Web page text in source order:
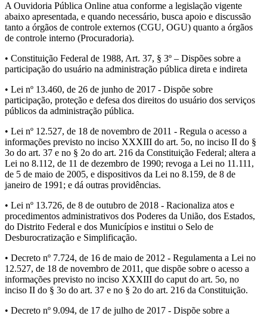
A Ouvidoria Pública Online atua conforme a legislação vigente
abaixo apresentada, e quando necessário, busca apoio e discussão
tanto a órgãos de controle externos (CGU, OGU) quanto a órgãos
de controle interno (Procuradoria).
• Constituição Federal de 1988, Art. 37, § 3º – Dispões sobre a
participação do usuário na administração pública direta e indireta
• Lei nº 13.460, de 26 de junho de 2017 - Dispõe sobre
participação, proteção e defesa dos direitos do usuário dos serviços
públicos da administração pública.
• Lei nº 12.527, de 18 de novembro de 2011 - Regula o acesso a
informações previsto no inciso XXXIII do art. 5o, no inciso II do §
3o do art. 37 e no § 2o do art. 216 da Constituição Federal; altera a
Lei no 8.112, de 11 de dezembro de 1990; revoga a Lei no 11.111,
de 5 de maio de 2005, e dispositivos da Lei no 8.159, de 8 de
janeiro de 1991; e dá outras providências.
• Lei nº 13.726, de 8 de outubro de 2018 - Racionaliza atos e
procedimentos administrativos dos Poderes da União, dos Estados,
do Distrito Federal e dos Municípios e institui o Selo de
Desburocratização e Simplificação.
• Decreto nº 7.724, de 16 de maio de 2012 - Regulamenta a Lei no
12.527, de 18 de novembro de 2011, que dispõe sobre o acesso a
informações previsto no inciso XXXIII do caput do art. 5o, no
inciso II do § 3o do art. 37 e no § 2o do art. 216 da Constituição.
• Decreto nº 9.094, de 17 de julho de 2017 - Dispõe sobre a